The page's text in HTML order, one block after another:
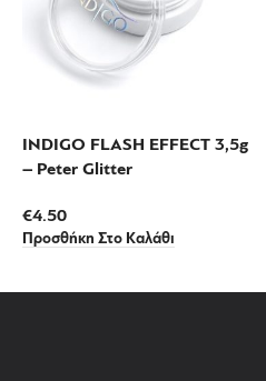
INDIGO FLASH EFFECT 3,5g
– Peter Glitter
€4.50
Προσθήκη Στο Καλάθι